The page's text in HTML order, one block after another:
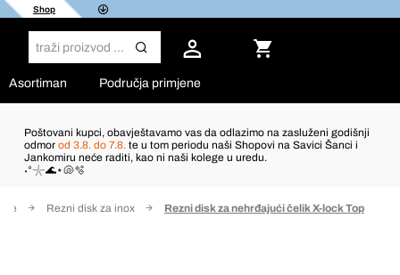
Shop
Asortiman Područja primjene
Poštovani kupci, obavještavamo vas da odlazimo na zasluženi godišnji
odmor od 3.8. do 7.8. te u tom periodu naši Shopovi na Savici Šanci i
Jankomiru neće raditi, kao ni naši kolege u uredu.
˖°𓇼🌊⋆🐚🫧
Rezni disk za inox Rezni disk za nehrđajući čelik X-lock Top